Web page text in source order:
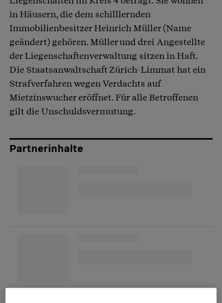
in Häusern, die dem schilllernden
Immobilienbesitzer Heinrich Müller (Name
geändert) gehören. Müller und drei Angestellte
der Liegenschaftenverwaltung sitzen in Haft.
Die Staatsanwaltschaft Zürich-Limmat hat ein
Strafverfahren wegen Verdachts auf
Mietzinswucher eröffnet. Für alle Betroffenen
gilt die Unschuldsvermutung.
Partnerinhalte